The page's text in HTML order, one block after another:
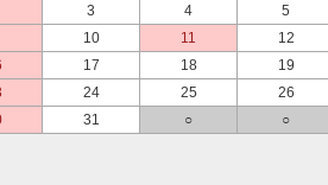
3 4 5
10 11 12
17 18 19
24 25 26
31 ○ ○